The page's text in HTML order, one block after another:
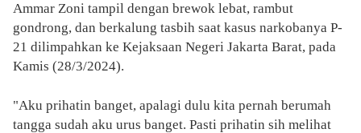
Ammar Zoni tampil dengan brewok lebat, rambut
gondrong, dan berkalung tasbih saat kasus narkobanya P-
21 dilimpahkan ke Kejaksaan Negeri Jakarta Barat, pada
Kamis (28/3/2024).
"Aku prihatin banget, apalagi dulu kita pernah berumah
tangga sudah aku urus banget. Pasti prihatin sih melihat